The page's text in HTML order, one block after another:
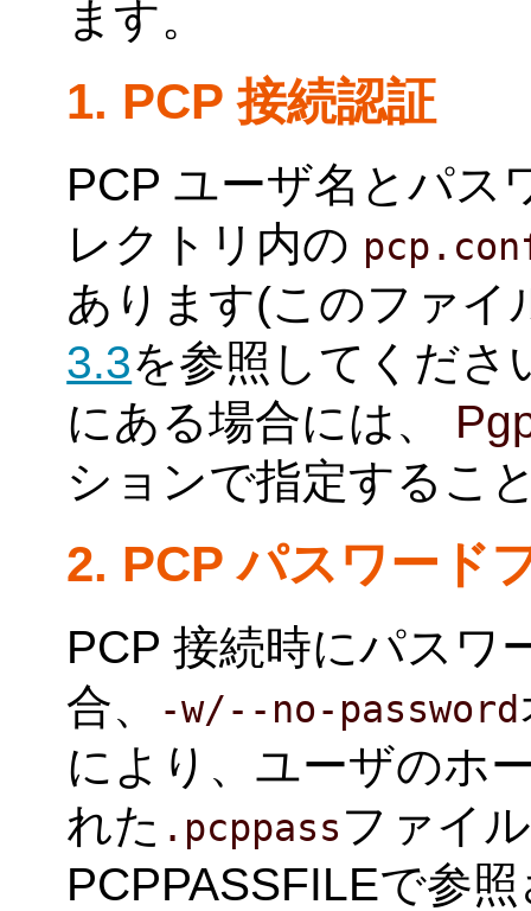
ます。
1. PCP 接続認証
PCP ユーザ名とパス
レクトリ内の
あります(このファイ
3.3を参照してくださ
にある場合には、
ションで指定するこ
2. PCP パスワード
PCP 接続時にパスワ
合、
-w/--no-password
により、ユーザのホ
れた .pcppassファイ
PCPPASSFILEで参